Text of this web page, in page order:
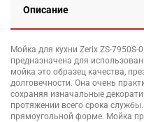
Описание
Мойка для кухни Zerix ZS-7950S-
предназначена для
мойка это образец качества,
долговечности. Она очень
сохраняя изначальные
протяжении всего срока
прямоугольной форме. Мойка